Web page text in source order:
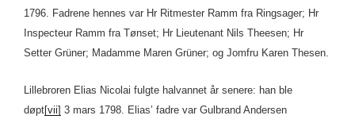
1796. Fadrene hennes var Hr Ritmester Ramm fra Ringsager; Hr
Inspecteur Ramm fra Tønset; Hr Lieutenant Nils Theesen; Hr
Setter Grüner; Madamme Maren Grüner; og Jomfru Karen Thesen.
Lillebroren Elias Nicolai fulgte halvannet år senere: han ble
døpt[vii] 3 mars 1798. Elias’ fadre var Gulbrand Andersen